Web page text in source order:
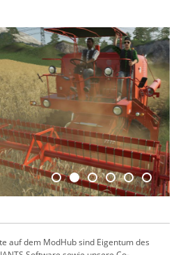
auf dem ModHub sind Eigentum des